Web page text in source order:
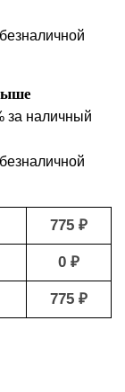
за наличный
775 ₽
0 ₽
775 ₽